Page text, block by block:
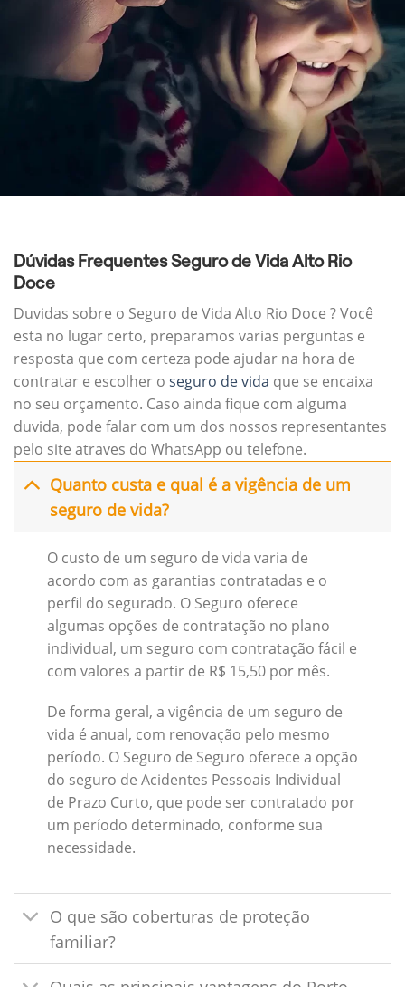
Dúvidas Frequentes Seguro de Vida Alto Rio
Doce
Duvidas sobre o Seguro de Vida Alto Rio Doce ? Você
esta no lugar certo, preparamos varias perguntas e
resposta que com certeza pode ajudar na hora de
contratar e escolher o seguro de vida que se encaixa
no seu orçamento. Caso ainda fique com alguma
duvida, pode falar com um dos nossos representantes
pelo site atraves do WhatsApp ou telefone.
Quanto custa e qual é a vigência de um
seguro de vida?
O custo de um seguro de vida varia de
acordo com as garantias contratadas e o
perfil do segurado. O Seguro oferece
algumas opções de contratação no plano
individual, um seguro com contratação fácil e
com valores a partir de R$ 15,50 por mês.
De forma geral, a vigência de um seguro de
vida é anual, com renovação pelo mesmo
período. O Seguro de Seguro oferece a opção
do seguro de Acidentes Pessoais Individual
de Prazo Curto, que pode ser contratado por
um período determinado, conforme sua
necessidade.
O que são coberturas de proteção
familiar?